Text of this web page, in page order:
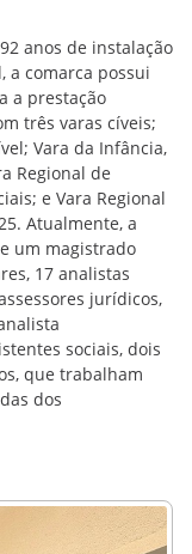
anos de instalação
a comarca possui
a prestação
três varas cíveis;
Vara da Infância,
Regional de
e Vara Regional
Atualmente, a
um magistrado
17 analistas
jurídicos,
sociais, dois
que trabalham
dos